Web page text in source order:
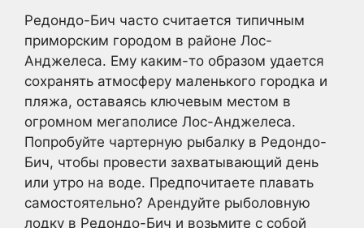
Редондо-Бич часто считается типичным
приморским городом в районе Лос-
Анджелеса. Ему каким-то образом удается
сохранять атмосферу маленького городка и
пляжа, оставаясь ключевым местом в
огромном мегаполисе Лос-Анджелеса.
Попробуйте чартерную рыбалку в Редондо-
Бич, чтобы провести захватывающий день
или утро на воде. Предпочитаете плавать
самостоятельно? Арендуйте рыболовную
лодку в Редондо-Бич и возьмите с собой